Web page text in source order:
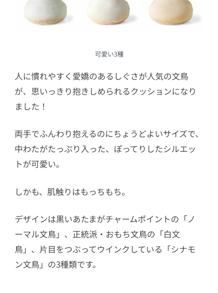
可愛い3種
人に慣れやすく愛嬌のあるしぐさが人気の文鳥
が、思いっきり抱きしめられるクッションになり
ました！
両手でふんわり抱えるのにちょうどよいサイズで、
中わたがたっぷり入った、ぽってりしたシルエッ
トが可愛い。
しかも、肌触りはもっちもち。
デザインは黒いあたまがチャームポイントの「ノ
ーマル文鳥」、正統派・おもち文鳥の「白文
鳥」、片目をつぶってウインクしている「シナモ
ン文鳥」の3種類です。